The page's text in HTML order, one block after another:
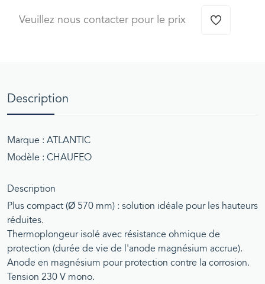
Veuillez nous contacter pour le prix
Description
Marque : ATLANTIC
Modèle : CHAUFEO
Description
Plus compact (Ø 570 mm) : solution idéale pour les hauteurs
réduites.
Thermoplongeur isolé avec résistance ohmique de
protection (durée de vie de l'anode magnésium accrue).
Anode en magnésium pour protection contre la corrosion.
Tension 230 V mono.